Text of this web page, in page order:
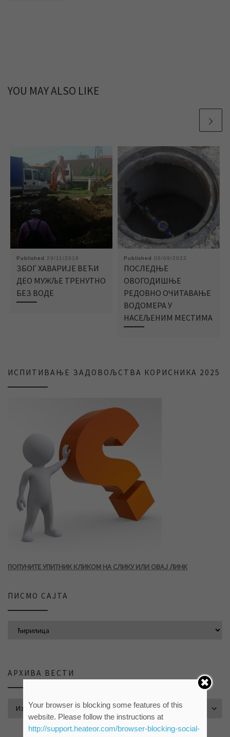
YOU MAY ALSO LIKE
Published 29/11/2016
ЗБОГ ХАВАРИЈЕ ВЕЋИ
ДЕО МУЖЉЕ ТРЕНУТНО
БЕЗ ВОДЕ
Published 06/09/2022
ПОСЛЕДЊЕ
ОВОГОДИШЊЕ
РЕДОВНО ОЧИТАВАЊЕ
ВОДОМЕРА У
НАСЕЉЕНИМ МЕСТИМА
ИСПИТИВАЊЕ ЗАДОВОЉСТВА КОРИСНИКА 2025
ПОПУНИТЕ УПИТНИК КЛИКОМ НА СЛИКУ ИЛИ ОВАЈ ЛИНК
ПИСМО САЈТА
АРХИВА ВЕСТИ
АРХИВА ВЕСТИ
Your browser is blocking some features of this
website. Please follow the instructions at
http://support.heateor.com/browser-blocking-social-